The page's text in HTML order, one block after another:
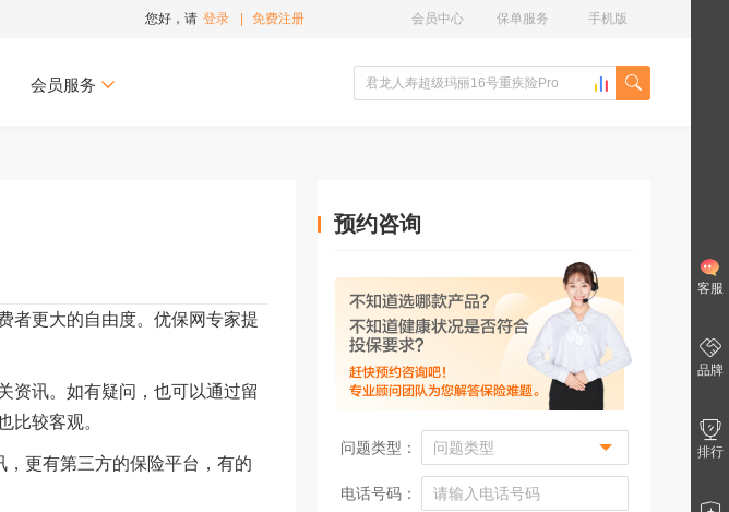
您好，请 登录 免费注册 手机版
保单服务
会员中心
会员服务
者更大的自由度。优保网专家提
资讯。如有疑问，也可以通过留
比较客观。
，更有第三方的保险平台，有的
预约咨询
问题类型：
电话号码：
客服
品牌
排行